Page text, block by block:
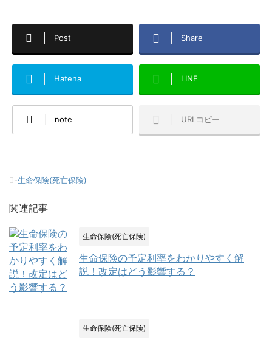
Post Share
Hatena LINE
note URLコピー
-生命保険(死亡保険)
関連記事
生命保険(死亡保険)
生命保険の予定利率をわかりやすく解
説！改定はどう影響する？
生命保険(死亡保険)